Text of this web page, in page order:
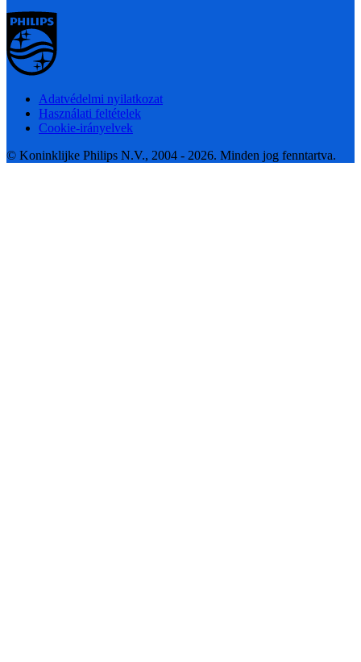
Adatvédelmi nyilatkozat
Használati feltételek
Cookie-irányelvek
© Koninklijke Philips N.V., 2004 - 2026. Minden jog fenntartva.